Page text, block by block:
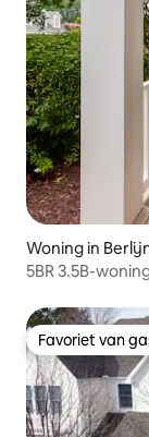
Woning in
5BR 3.5B-
Favoriet van
Favoriet van